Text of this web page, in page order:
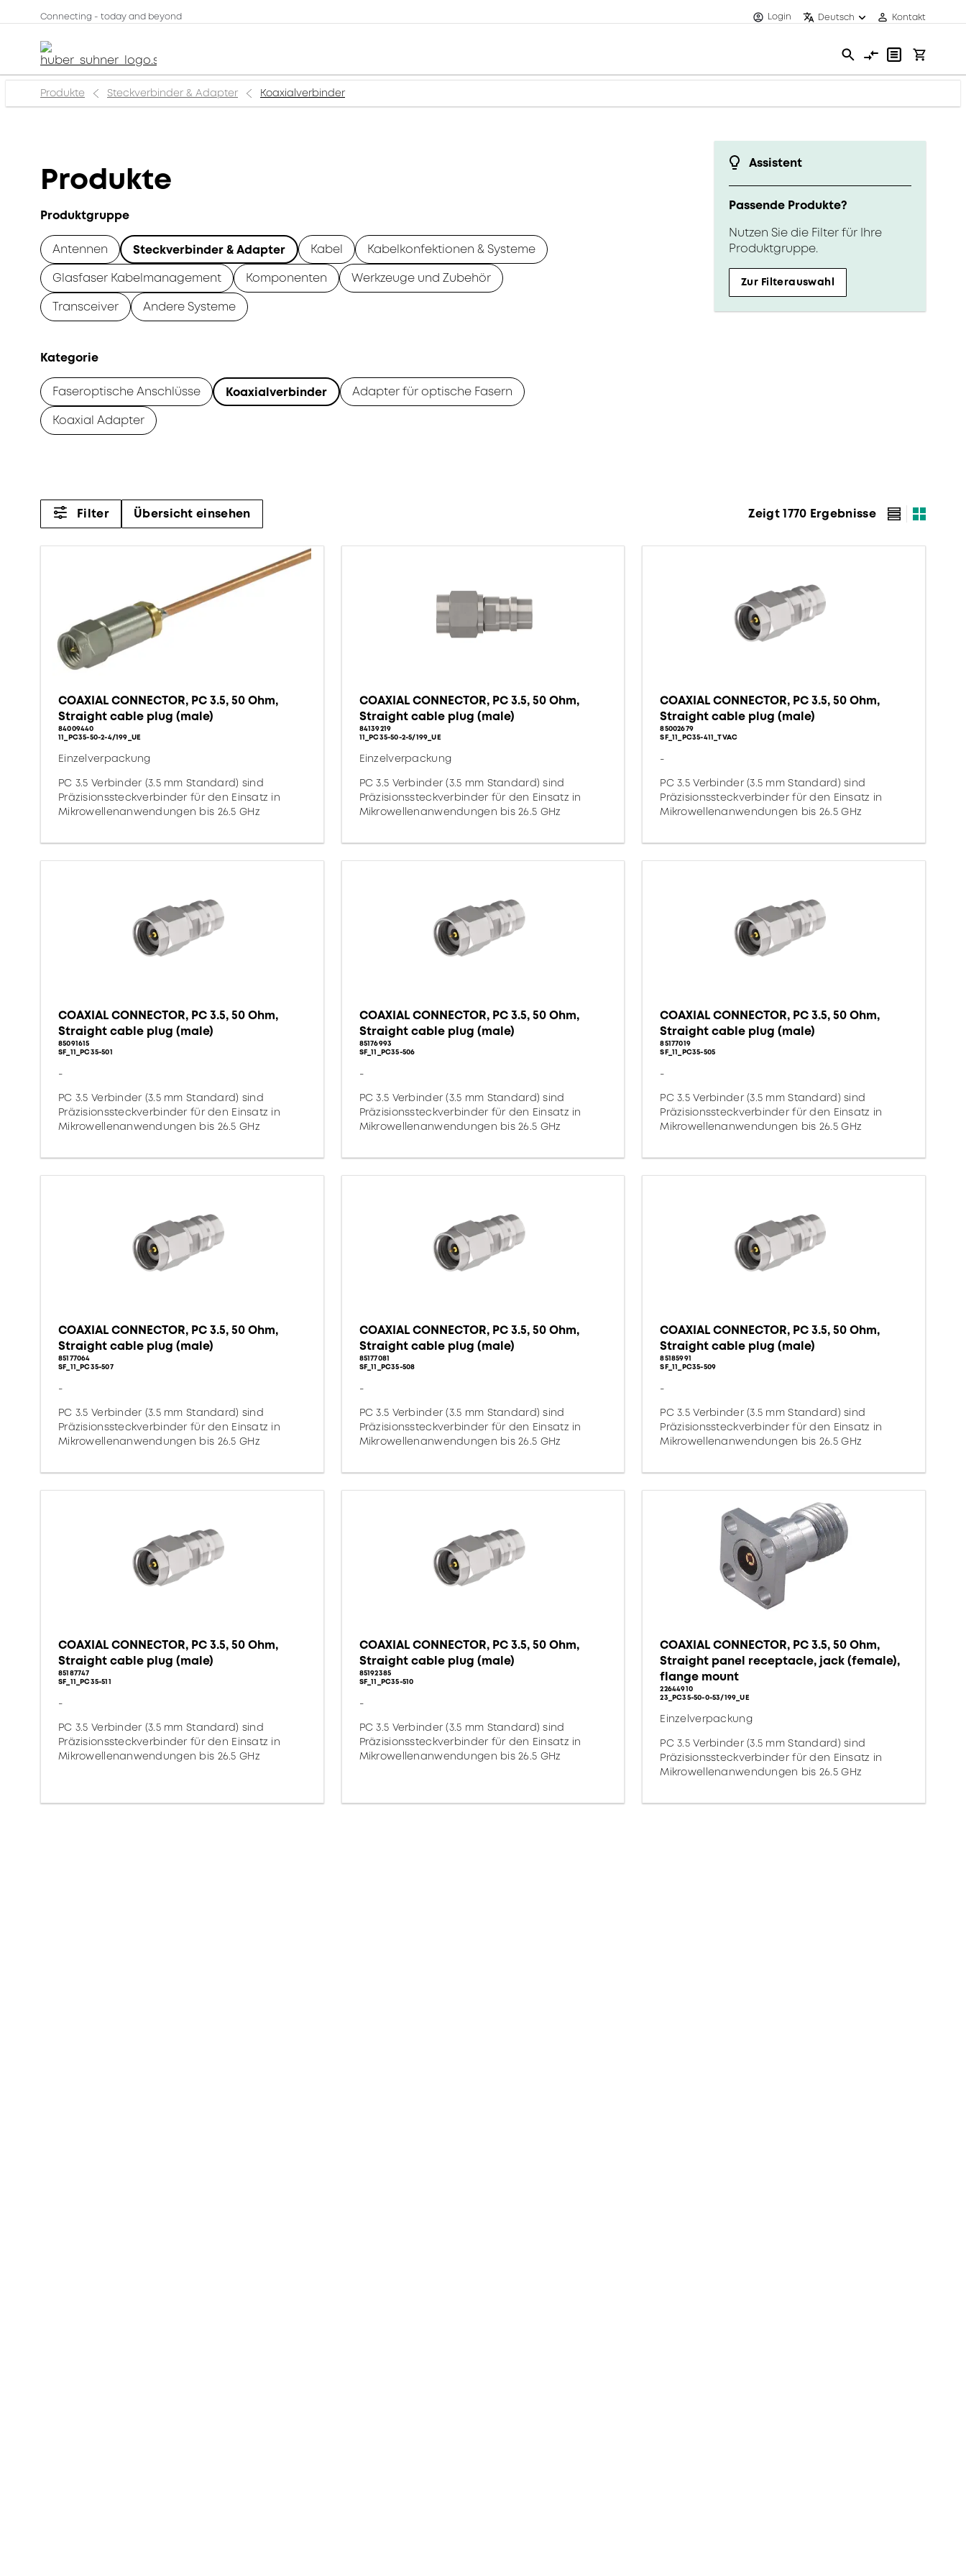
Connecting - today and beyond Login Deutsch Kontakt
Produkte Steckverbinder & Adapter Koaxialverbinder
Assistent
Passende Produkte?
Nutzen Sie die Filter für Ihre
Produktgruppe.
Zur Filterauswahl
Produkte
Produktgruppe
Antennen Steckverbinder & Adapter Kabel
Kabelkonfektionen & Systeme
Glasfaser Kabelmanagement
Komponenten
Werkzeuge und Zubehör
Transceiver
Andere Systeme
Kategorie
Faseroptische Anschlüsse Koaxialverbinder
Adapter für optische Fasern
Koaxial Adapter
Filter Übersicht einsehen Zeigt 1770 Ergebnisse
COAXIAL CONNECTOR, PC 3.5, 50 Ohm,
Straight cable plug (male)
84009440
11_PC35-50-2-4/199_UE
Einzelverpackung
PC 3.5 Verbinder (3.5 mm Standard) sind
Präzisionssteckverbinder für den Einsatz in
Mikrowellenanwendungen bis 26.5 GHz
COAXIAL CONNECTOR, PC 3.5, 50 Ohm,
Straight cable plug (male)
84139219
11_PC35-50-2-5/199_UE
Einzelverpackung
PC 3.5 Verbinder (3.5 mm Standard) sind
Präzisionssteckverbinder für den Einsatz in
Mikrowellenanwendungen bis 26.5 GHz
COAXIAL CONNECTOR, PC 3.5, 50 Ohm,
Straight cable plug (male)
85002679
SF_11_PC35-411_TVAC
-
PC 3.5 Verbinder (3.5 mm Standard) sind
Präzisionssteckverbinder für den Einsatz in
Mikrowellenanwendungen bis 26.5 GHz
COAXIAL CONNECTOR, PC 3.5, 50 Ohm,
Straight cable plug (male)
85091615
SF_11_PC35-501
-
PC 3.5 Verbinder (3.5 mm Standard) sind
Präzisionssteckverbinder für den Einsatz in
Mikrowellenanwendungen bis 26.5 GHz
COAXIAL CONNECTOR, PC 3.5, 50 Ohm,
Straight cable plug (male)
85176993
SF_11_PC35-506
-
PC 3.5 Verbinder (3.5 mm Standard) sind
Präzisionssteckverbinder für den Einsatz in
Mikrowellenanwendungen bis 26.5 GHz
COAXIAL CONNECTOR, PC 3.5, 50 Ohm,
Straight cable plug (male)
85177019
SF_11_PC35-505
-
PC 3.5 Verbinder (3.5 mm Standard) sind
Präzisionssteckverbinder für den Einsatz in
Mikrowellenanwendungen bis 26.5 GHz
COAXIAL CONNECTOR, PC 3.5, 50 Ohm,
Straight cable plug (male)
85177064
SF_11_PC35-507
-
PC 3.5 Verbinder (3.5 mm Standard) sind
Präzisionssteckverbinder für den Einsatz in
Mikrowellenanwendungen bis 26.5 GHz
COAXIAL CONNECTOR, PC 3.5, 50 Ohm,
Straight cable plug (male)
85177081
SF_11_PC35-508
-
PC 3.5 Verbinder (3.5 mm Standard) sind
Präzisionssteckverbinder für den Einsatz in
Mikrowellenanwendungen bis 26.5 GHz
COAXIAL CONNECTOR, PC 3.5, 50 Ohm,
Straight cable plug (male)
85185991
SF_11_PC35-509
-
PC 3.5 Verbinder (3.5 mm Standard) sind
Präzisionssteckverbinder für den Einsatz in
Mikrowellenanwendungen bis 26.5 GHz
COAXIAL CONNECTOR, PC 3.5, 50 Ohm,
Straight cable plug (male)
85187747
SF_11_PC35-511
-
PC 3.5 Verbinder (3.5 mm Standard) sind
Präzisionssteckverbinder für den Einsatz in
Mikrowellenanwendungen bis 26.5 GHz
COAXIAL CONNECTOR, PC 3.5, 50 Ohm,
Straight cable plug (male)
85192385
SF_11_PC35-510
-
PC 3.5 Verbinder (3.5 mm Standard) sind
Präzisionssteckverbinder für den Einsatz in
Mikrowellenanwendungen bis 26.5 GHz
COAXIAL CONNECTOR, PC 3.5, 50 Ohm,
Straight panel receptacle, jack (female),
flange mount
22644910
23_PC35-50-0-53/199_UE
Einzelverpackung
PC 3.5 Verbinder (3.5 mm Standard) sind
Präzisionssteckverbinder für den Einsatz in
Mikrowellenanwendungen bis 26.5 GHz